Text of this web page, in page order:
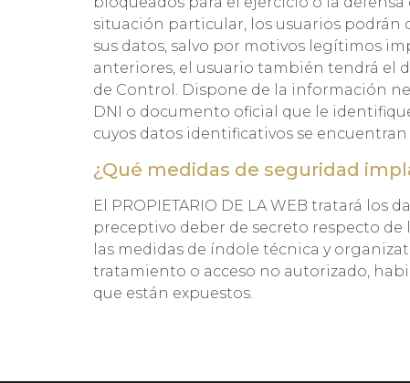
situación particular, los usuarios podrán
sus datos, salvo por motivos legítimos
anteriores, el usuario también tendrá el
de Control. Dispone de la información
DNI o documento oficial que le
cuyos datos identificativos se encuentran
¿Qué medidas de seguridad
El PROPIETARIO DE LA WEB tratará
preceptivo deber de secreto respecto
las medidas de índole técnica y
tratamiento o acceso no autorizado,
que están expuestos.